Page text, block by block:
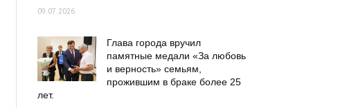
09.07.2026
Глава города вручил
памятные медали «За любовь
и верность» семьям,
прожившим в браке более 25
лет.